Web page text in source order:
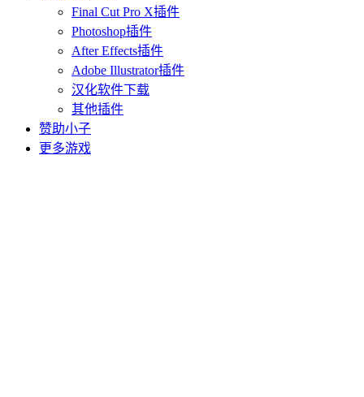
Final Cut Pro X插件
Photoshop插件
After Effects插件
Adobe Illustrator插件
汉化软件下载
其他插件
赞助小子
更多游戏